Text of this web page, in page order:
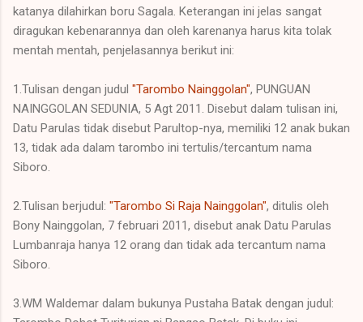
katanya dilahirkan boru Sagala. Keterangan ini jelas sangat
diragukan kebenarannya dan oleh karenanya harus kita tolak
mentah mentah, penjelasannya berikut ini:
1.⁠Tulisan dengan judul "Tarombo Nainggolan", PUNGUAN
NAINGGOLAN SEDUNIA, 5 Agt 2011. Disebut dalam tulisan ini,
Datu Parulas tidak disebut Parultop-nya, memiliki 12 anak bukan
13, tidak ada dalam tarombo ini tertulis/tercantum nama
Siboro.
2.⁠Tulisan berjudul: "Tarombo Si Raja Nainggolan", ditulis oleh
Bony Nainggolan, 7 februari 2011, disebut anak Datu Parulas
Lumbanraja hanya 12 orang dan tidak ada tercantum nama
Siboro.
3.⁠WM Waldemar dalam bukunya Pustaha Batak dengan judul: